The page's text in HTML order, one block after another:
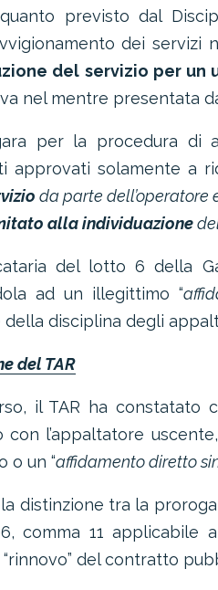
previsto dal
dei servizi
del servizio per un
nel mentre presentata
per la procedura di
approvati solamente a
da parte dell’operatore
alla individuazione
del lotto 6 della
ad un illegittimo “
disciplina degli
del TAR
il TAR ha constatato
l’appaltatore
o un “affidamento diretto
distinzione tra la proroga
comma 11
del contratto